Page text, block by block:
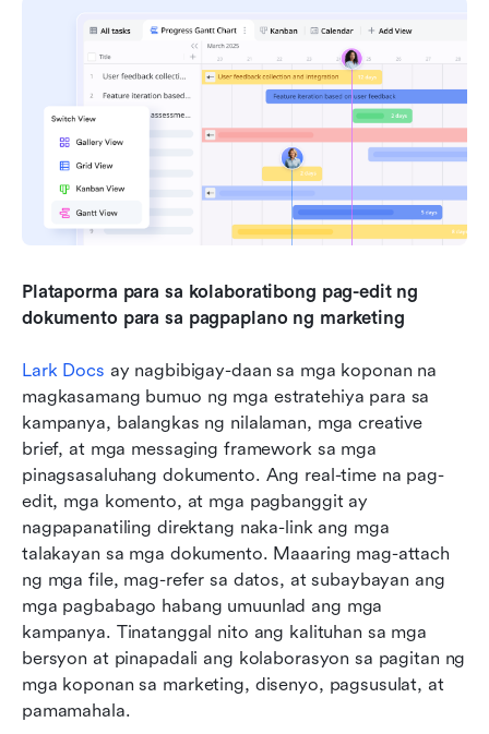
Plataporma para sa kolaboratibong pag-edit ng
dokumento para sa pagpaplano ng marketing
Lark Docs ay nagbibigay-daan sa mga koponan na
magkasamang bumuo ng mga estratehiya para sa
kampanya, balangkas ng nilalaman, mga creative
brief, at mga messaging framework sa mga
pinagsasaluhang dokumento. Ang real-time na pag-
edit, mga komento, at mga pagbanggit ay
nagpapanatiling direktang naka-link ang mga
talakayan sa mga dokumento. Maaaring mag-attach
ng mga file, mag-refer sa datos, at subaybayan ang
mga pagbabago habang umuunlad ang mga
kampanya. Tinatanggal nito ang kalituhan sa mga
bersyon at pinapadali ang kolaborasyon sa pagitan ng
mga koponan sa marketing, disenyo, pagsusulat, at
pamamahala.